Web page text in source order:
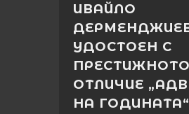
ИВАЙЛО
УДОСТОЕН С
ПРЕСТИЖНОТО
ОТЛИЧИЕ
НА